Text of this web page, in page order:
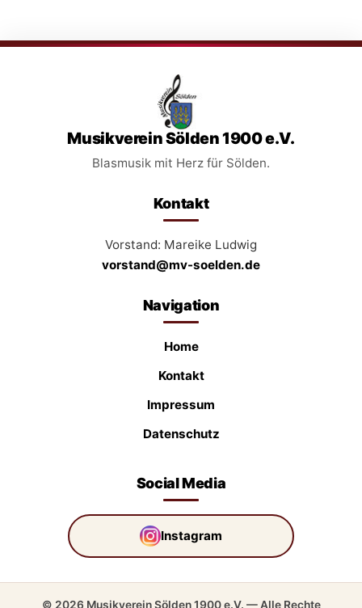
Musikverein Sölden 1900 e.V.
Blasmusik mit Herz für Sölden.
Kontakt
Vorstand: Mareike Ludwig
vorstand@mv-soelden.de
Navigation
Home
Kontakt
Impressum
Datenschutz
Social Media
Instagram
© 2026 Musikverein Sölden 1900 e.V. — Alle Rechte